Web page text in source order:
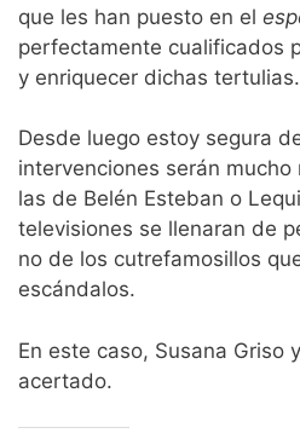
que les han puesto en el
perfectamente cualificados
y enriquecer dichas tertulias.
Desde luego estoy segura
intervenciones serán
las de Belén Esteban o
televisiones se llenaran de
no de los cutrefamosillos
escándalos.
En este caso, Susana Griso
acertado.